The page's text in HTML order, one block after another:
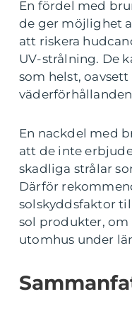
En fördel med
de ger möjlighet
att riskera
UV-strålning. De
som helst,
En nackdel med
att de inte
skadliga strålar
Därför
solskyddsfaktor
sol produkter, om
utomhus under